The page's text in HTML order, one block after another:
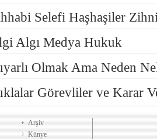
Selefi Haşhaşiler
Algı Medya Hukuk
Olmak Ama Neden
Görevliler ve Karar
Arşiv
Künye